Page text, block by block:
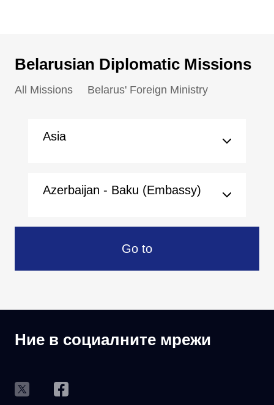
Belarusian Diplomatic Missions
All Missions Belarus' Foreign Ministry
Asia
Azerbaijan - Baku (Embassy)
Go to
Ние в социалните мрежи